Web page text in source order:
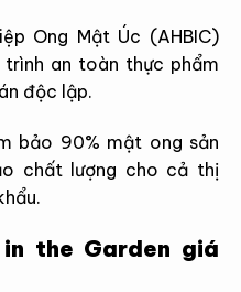
Ong Mật Úc (AHBIC)
an toàn thực phẩm
độc lập.
bảo 90% mật ong sản
chất lượng cho cả thị
the Garden giá